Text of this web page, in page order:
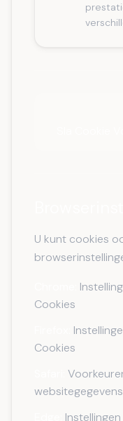
U kunt cookies
Cookies
Cookies
websitegegevens